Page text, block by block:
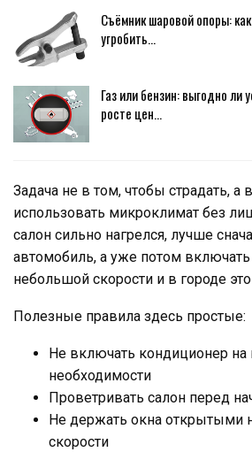
Съёмник шаровой опоры:
угробить…
Газ или бензин: выгодно ли
росте цен…
Задача не в том, чтобы страдать, а
использовать микроклимат без
салон сильно нагрелся, лучше
автомобиль, а уже потом
небольшой скорости и в городе
Полезные правила здесь простые:
Не включать кондиционер
необходимости
Проветривать салон перед
Не держать окна открытыми
скорости